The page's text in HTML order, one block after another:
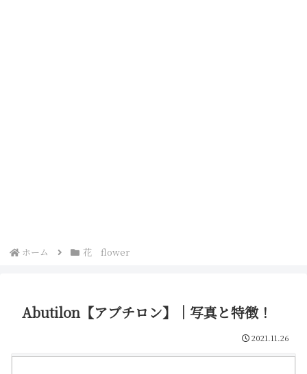
ホーム 花 flower
Abutilon【アブチロン】｜写真と特徴！
2021.11.26